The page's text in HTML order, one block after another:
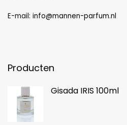
E-mail: info@mannen-parfum.nl
Producten
Gisada IRIS 100ml